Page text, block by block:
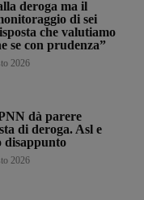
deroga ma il
di sei
che valutiamo
se con prudenza”
2026
dà parere
di deroga. Asl e
disappunto
2026